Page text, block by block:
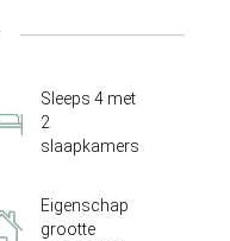
Sleeps 4 met
2
slaapkamers
Eigenschap
grootte